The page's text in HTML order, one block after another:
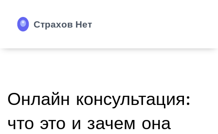
Онлайн консультация:
что это и зачем она